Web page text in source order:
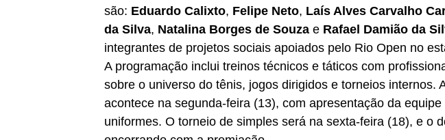
são: Eduardo Calixto, Felipe Neto, Laís Alves Carvalho
da Silva, Natalina Borges de Souza e Rafael Damião da
integrantes de projetos sociais apoiados pelo Rio Open no
A programação inclui treinos técnicos e táticos com
sobre o universo do tênis, jogos dirigidos e torneios internos.
acontece na segunda-feira (13), com apresentação da
uniformes. O torneio de simples será na sexta-feira (18), e o